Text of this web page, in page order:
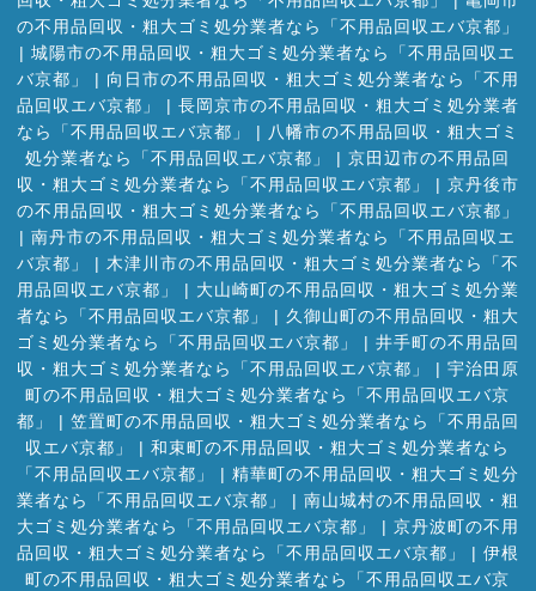
の不用品回収・粗大ゴミ処分業者なら「不用品回収エバ京都」
| 城陽市の不用品回収・粗大ゴミ処分業者なら「不用品回収エ
バ京都」
| 向日市の不用品回収・粗大ゴミ処分業者なら「不用
品回収エバ京都」
| 長岡京市の不用品回収・粗大ゴミ処分業者
なら「不用品回収エバ京都」
| 八幡市の不用品回収・粗大ゴミ
処分業者なら「不用品回収エバ京都」
| 京田辺市の不用品回
収・粗大ゴミ処分業者なら「不用品回収エバ京都」
| 京丹後市
の不用品回収・粗大ゴミ処分業者なら「不用品回収エバ京都」
| 南丹市の不用品回収・粗大ゴミ処分業者なら「不用品回収エ
バ京都」
| 木津川市の不用品回収・粗大ゴミ処分業者なら「不
用品回収エバ京都」
| 大山崎町の不用品回収・粗大ゴミ処分業
者なら「不用品回収エバ京都」
| 久御山町の不用品回収・粗大
ゴミ処分業者なら「不用品回収エバ京都」
| 井手町の不用品回
収・粗大ゴミ処分業者なら「不用品回収エバ京都」
| 宇治田原
町の不用品回収・粗大ゴミ処分業者なら「不用品回収エバ京
都」
| 笠置町の不用品回収・粗大ゴミ処分業者なら「不用品回
収エバ京都」
| 和束町の不用品回収・粗大ゴミ処分業者なら
「不用品回収エバ京都」
| 精華町の不用品回収・粗大ゴミ処分
業者なら「不用品回収エバ京都」
| 南山城村の不用品回収・粗
大ゴミ処分業者なら「不用品回収エバ京都」
| 京丹波町の不用
品回収・粗大ゴミ処分業者なら「不用品回収エバ京都」
| 伊根
町の不用品回収・粗大ゴミ処分業者なら「不用品回収エバ京